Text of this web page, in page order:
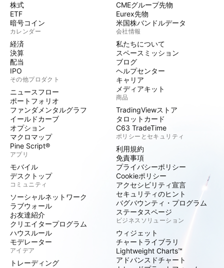
株式
ETF
暗号コイン
カレンダー
経済
決算
配当
IPO
その他プロダクト
ニュースフロー
ポートフォリオ
ファンダメンタルグラフ
イールドカーブ
オプション
マクロマップ
Pine Script®
アプリ
モバイル
デスクトップ
コミュニティ
ソーシャルネットワーク
ラブウォール
お友達紹介
クリエイタープログラム
ハウスルール
モデレーター
アイデア
トレーディング
CMEグループ先物
Eurex先物
米国株バンドルデータ
会社情報
私たちについて
スペースミッション
ブログ
ヘルプセンター
キャリア
メディアキット
商品
TradingViewストア
タロットカード
C63 TradeTime
ポリシーとセキュリティ
利用規約
免責事項
プライバシーポリシー
Cookieポリシー
アクセシビリティ宣言
セキュリティのヒント
バグバウンティ・プログラム
ステータスページ
ビジネスソリューション
ウィジェット
チャートライブラリ
Lightweight Charts™
アドバンスドチャート